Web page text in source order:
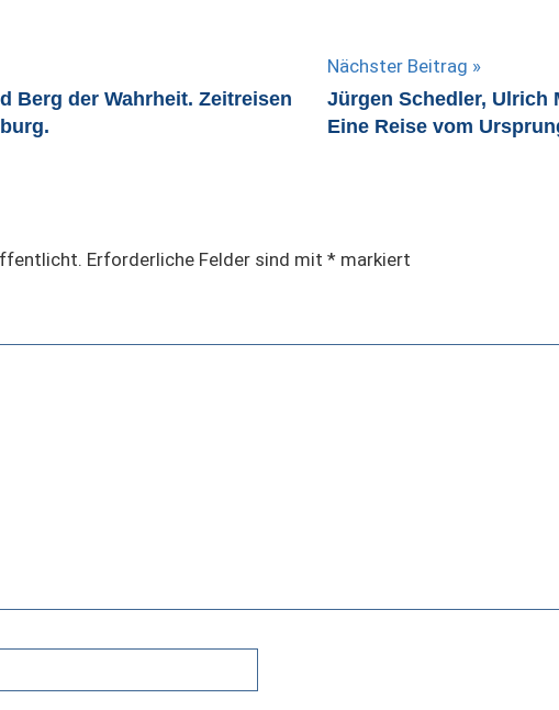
Berg der Wahrheit. Zeitreisen
Nächster Beitrag
Jürgen Schedler, Ulrich
Eine Reise vom
Erforderliche Felder sind mit *markiert